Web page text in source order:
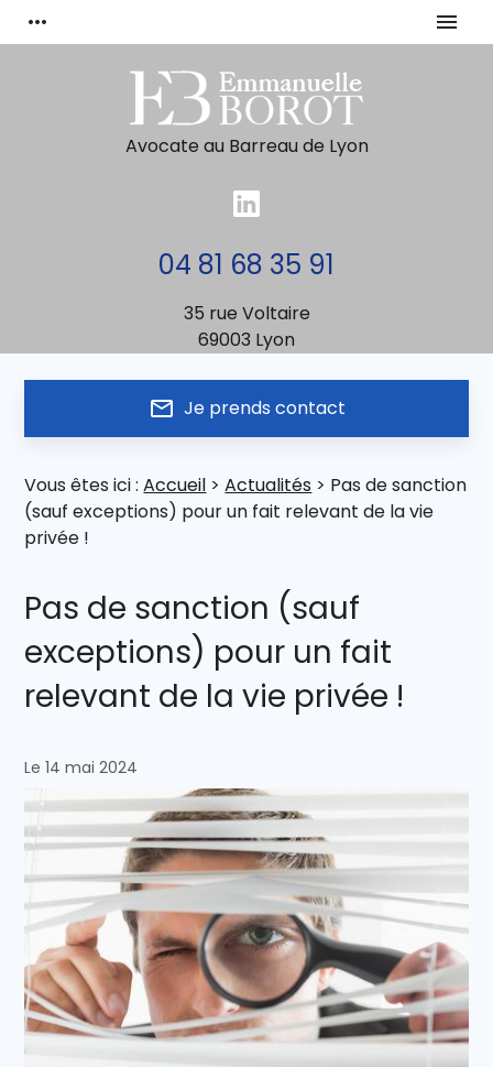
more_horiz menu
Avocate au Barreau de Lyon
04 81 68 35 91
35 rue Voltaire
69003 Lyon
mail_outline Je prends contact
Vous êtes ici : Accueil >Actualités > Pas de sanction
(sauf exceptions) pour un fait relevant de la vie
privée !
Pas de sanction (sauf
exceptions) pour un fait
relevant de la vie privée !
Le 14 mai 2024